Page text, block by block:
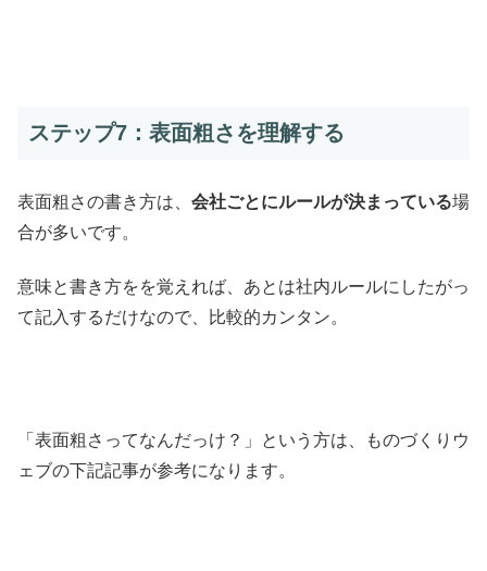
ステップ7：表面粗さを理解する
表面粗さの書き方は、 会社ごとにルールが決まっている場
合が多いです。
意味と書き方をを覚えれば、あとは社内ルールにしたがっ
て記入するだけなので、比較的カンタン。
「表面粗さってなんだっけ？」という方は、ものづくりウ
ェブの下記記事が参考になります。